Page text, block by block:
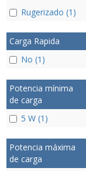
Rugerizado (1)
Carga Rapida
No (1)
Potencia mínima
de carga
5 W (1)
Potencia máxima
de carga